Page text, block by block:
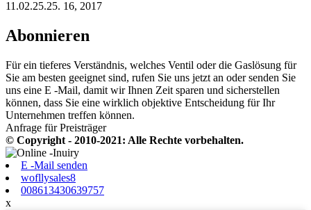
11.02.25.25. 16, 2017
Abonnieren
Für ein tieferes Verständnis, welches Ventil oder die Gaslösung für
Sie am besten geeignet sind, rufen Sie uns jetzt an oder senden Sie
uns eine E -Mail, damit wir Ihnen Zeit sparen und sicherstellen
können, dass Sie eine wirklich objektive Entscheidung für Ihr
Unternehmen treffen können.
Anfrage für Preisträger
© Copyright - 2010-2021: Alle Rechte vorbehalten.
E -Mail senden
wofllysales8
008613430639757
x